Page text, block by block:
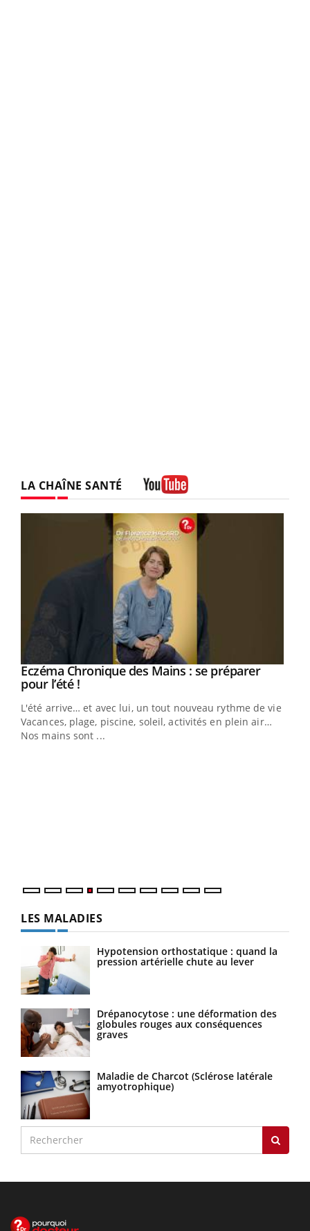
LA CHAÎNE SANTÉ
Youtube
Eczéma Chronique des Mains : se préparer
pour l’été !Youtube
L'été arrive… et avec lui, un tout nouveau rythme de vie !
Vacances, plage, piscine, soleil, activités en plein air…
Nos mains sont ...
LES MALADIES
Hypotension orthostatique : quand la
pression artérielle chute au lever
Drépanocytose : une déformation des
globules rouges aux conséquences
graves
Maladie de Charcot (Sclérose latérale
amyotrophique)